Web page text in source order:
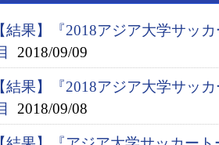
【結果】『2018アジア大学サッ
2018/09/09
【結果】『2018アジア大学サッ
2018/09/08